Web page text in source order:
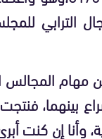
الترابي
مهام
بينهما،
إن كنت